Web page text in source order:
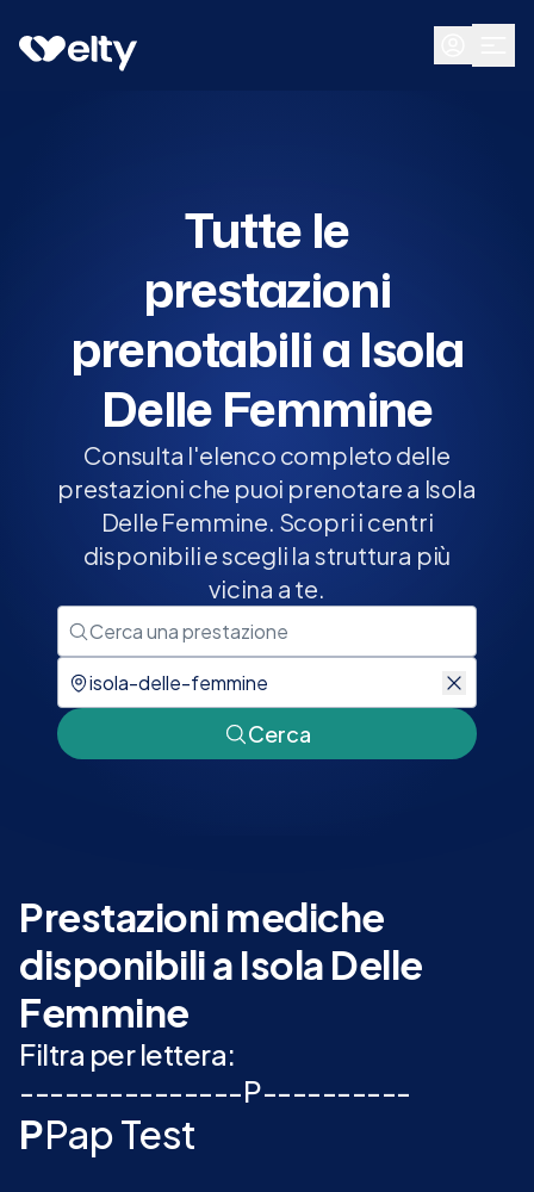
Prenota visita
Tutte le
prestazioni
prenotabili a Isola
Delle Femmine
Consulta l'elenco completo delle
prestazioni che puoi prenotare a Isola
Delle Femmine. Scopri i centri
disponibili e scegli la struttura più
vicina a te.
Cerca
Prestazioni mediche
disponibili a Isola Delle
Femmine
Filtra per lettera:
---------------P----------
PPap Test